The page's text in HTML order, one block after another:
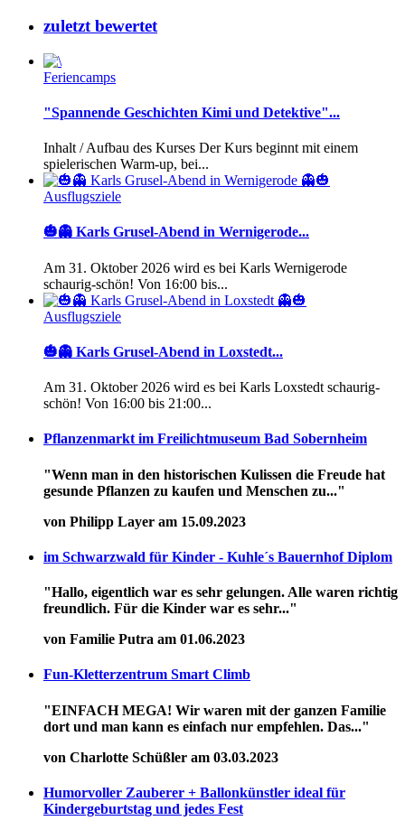
zuletzt bewertet
Feriencamps
"Spannende Geschichten Kimi und Detektive"...
Inhalt / Aufbau des Kurses Der Kurs beginnt mit einem
spielerischen Warm-up, bei...
Ausflugsziele
🎃👻 Karls Grusel-Abend in Wernigerode...
Am 31. Oktober 2026 wird es bei Karls Wernigerode
schaurig-schön! Von 16:00 bis...
Ausflugsziele
🎃👻 Karls Grusel-Abend in Loxstedt...
Am 31. Oktober 2026 wird es bei Karls Loxstedt schaurig-
schön! Von 16:00 bis 21:00...
Pflanzenmarkt im Freilichtmuseum Bad Sobernheim
"Wenn man in den historischen Kulissen die Freude hat
gesunde Pflanzen zu kaufen und Menschen zu..."
von Philipp Layer am 15.09.2023
im Schwarzwald für Kinder - Kuhle´s Bauernhof Diplom
"Hallo, eigentlich war es sehr gelungen. Alle waren richtig
freundlich. Für die Kinder war es sehr..."
von Familie Putra am 01.06.2023
Fun-Kletterzentrum Smart Climb
"EINFACH MEGA! Wir waren mit der ganzen Familie
dort und man kann es einfach nur empfehlen. Das..."
von Charlotte Schüßler am 03.03.2023
Humorvoller Zauberer + Ballonkünstler ideal für
Kindergeburtstag und jedes Fest